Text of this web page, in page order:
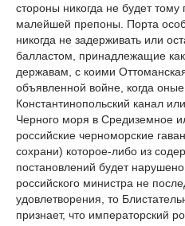
стороны никогда не будет тому
малейшей препоны. Порта
никогда не задерживать или
балластом, принадлежащие
державам, с коими
объявленной войне, когда
Константинопольский канал
Черного моря в Средиземное
российские черноморские
сохрани) которое-либо из
постановлений будет
российского министра не
удовлетворения, то
признает, что императорский